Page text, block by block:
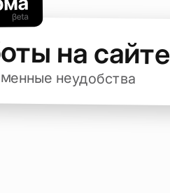
на сайте
неудобства